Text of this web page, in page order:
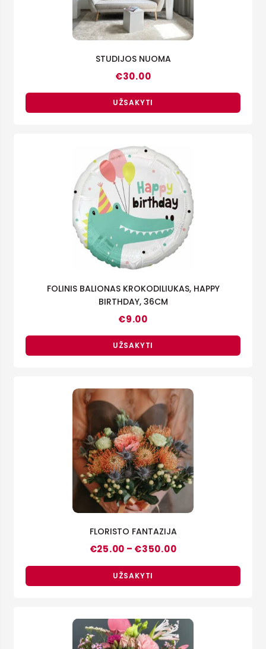
STUDIJOS NUOMA
€30.00
UŽSAKYTI
FOLINIS BALIONAS KROKODILIUKAS, HAPPY
BIRTHDAY, 36CM
€9.00
UŽSAKYTI
FLORISTO FANTAZIJA
€25.00 – €350.00Price
€25.00
€350.00
UŽSAKYTI